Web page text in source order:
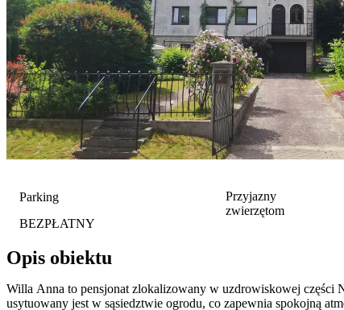
Parking
BEZPŁATNY
Przyjazny
zwierzętom
Opis obiektu
Willa Anna to pensjonat zlokalizowany w uzdrowiskowej części
usytuowany jest w sąsiedztwie ogrodu, co zapewnia spokojną